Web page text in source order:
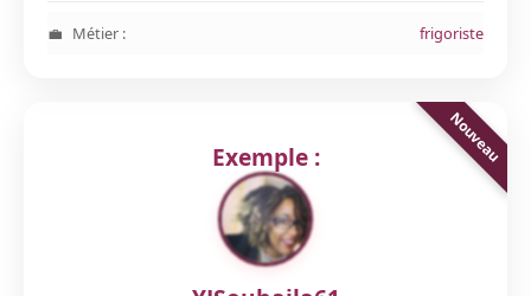
Métier : frigoriste
Exemple :